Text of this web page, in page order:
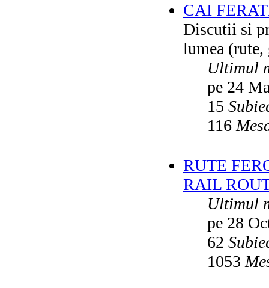
CAI
Discutii si
lumea (rute,
Ultimul
pe 24
15
116
RUTE
RAIL
Ultimul
pe 28
62
1053